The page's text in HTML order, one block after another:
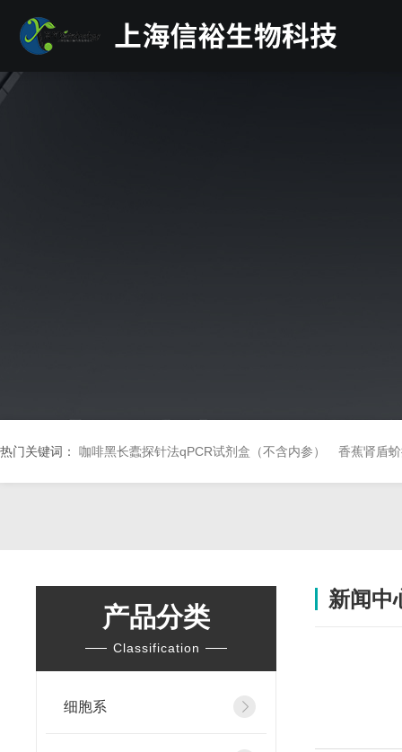
热门关键词： 咖啡黑长蠹探针法qPCR试剂盒（不含内参） 香蕉肾盾
产品分类
Classification
细胞系
新闻中